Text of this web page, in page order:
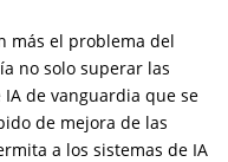
más el problema del
no solo superar las
de vanguardia que se
de mejora de las
a los sistemas de IA